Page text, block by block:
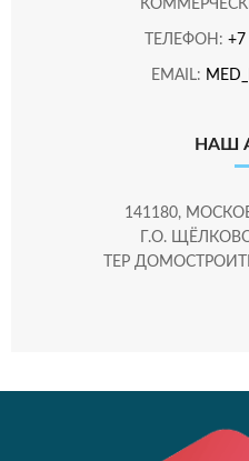
ТЕЛЕФОН: +7
EMAIL:
НАШ
141180,
Г.О.
ТЕР